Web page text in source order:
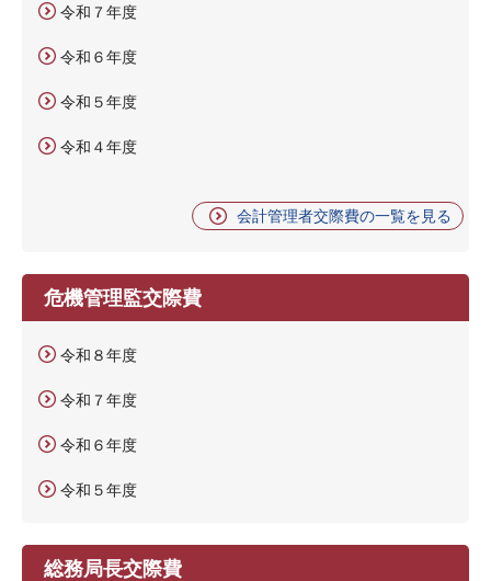
令和７年度
令和６年度
令和５年度
令和４年度
会計管理者交際費の一覧を見る
危機管理監交際費
令和８年度
令和７年度
令和６年度
令和５年度
総務局長交際費